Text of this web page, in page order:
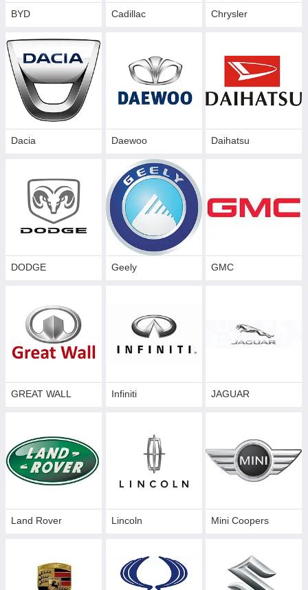
BYD Cadillac Сhrysler
Dacia Daewoo Daihatsu
DODGE Geely GMC
GREAT WALL Infiniti JAGUAR
Land Rover Lincoln Mini Coopers